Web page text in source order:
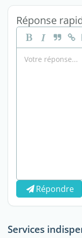
Réponse
Répondre
Services